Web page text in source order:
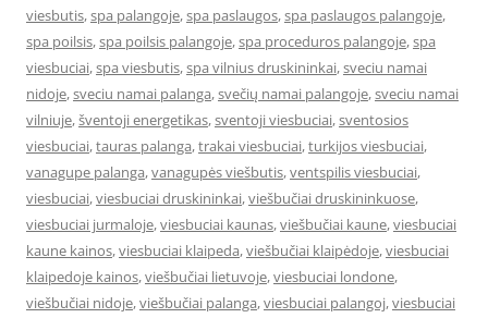
viesbutis,spa palangoje,spa paslaugos,spa paslaugos palangoje,
spa poilsis,spa poilsis palangoje,spa proceduros palangoje,spa
viesbuciai,spa viesbutis,spa vilnius druskininkai,sveciu namai
nidoje,sveciu namai palanga,svečių namai palangoje,sveciu namai
vilniuje,šventoji energetikas,sventoji viesbuciai,sventosios
viesbuciai,tauras palanga,trakai viesbuciai,turkijos viesbuciai,
vanagupe palanga,vanagupės viešbutis,ventspilis viesbuciai,
viesbuciai,viesbuciai druskininkai,viešbučiai druskininkuose,
viesbuciai jurmaloje,viesbuciai kaunas,viešbučiai kaune,viesbuciai
kaune kainos,viesbuciai klaipeda,viešbučiai klaipėdoje,viesbuciai
klaipedoje kainos,viešbučiai lietuvoje,viesbuciai londone,
viešbučiai nidoje,viešbučiai palanga,viesbuciai palangoj,viesbuciai